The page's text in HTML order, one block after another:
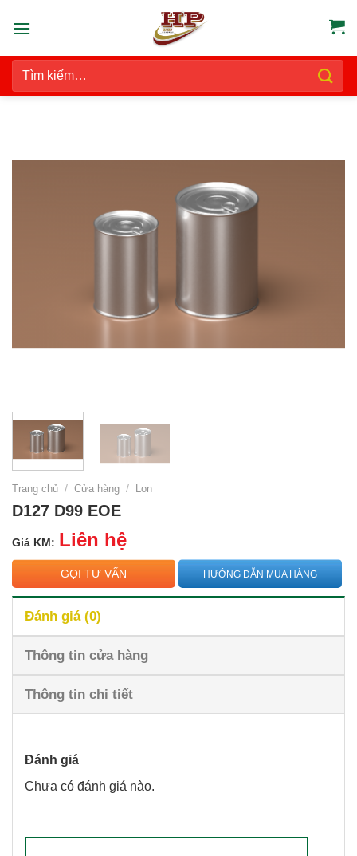
đến
dung
Tìm
Trang chủ / Cửa hàng / Lon
D127 D99 EOE
Giá KM: Liên hệ
GỌI TƯ VẤN HƯỚNG DẪN MUA HÀNG
Đánh giá (0)
Thông tin cửa hàng
Thông tin chi tiết
Đánh giá
Chưa có đánh giá nào.